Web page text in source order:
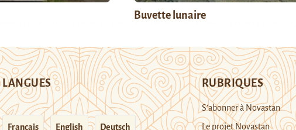
Buvette lunaire
LANGUES
Français English Deutsch
RUBRIQUES
S’abonner à Novastan
Le projet Novastan